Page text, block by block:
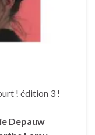
! édition 3 !
Depauw